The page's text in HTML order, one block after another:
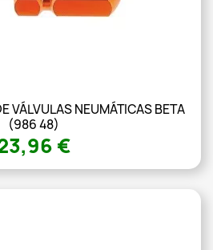
VÁLVULAS NEUMÁTICAS BETA
(986 48)
€